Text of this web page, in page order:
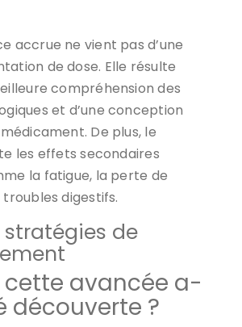
accrue ne vient pas d’une
de dose. Elle résulte
compréhension des
et d’une conception
De plus, le
les effets secondaires
la fatigue, la perte de
digestifs.
stratégies de
cette avancée a-
découverte ?